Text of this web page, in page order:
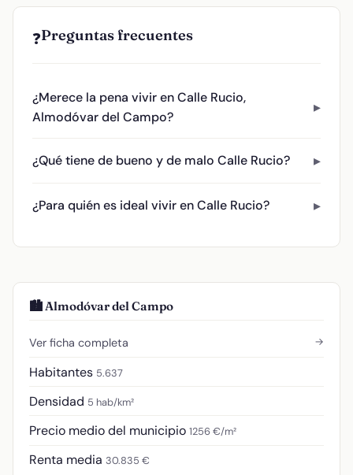
❓Preguntas frecuentes
¿Merece la pena vivir en Calle Rucio,
Almodóvar del Campo?
¿Qué tiene de bueno y de malo Calle Rucio?
¿Para quién es ideal vivir en Calle Rucio?
🏙️ Almodóvar del Campo
Ver ficha completa →
Habitantes 5.637
Densidad 5 hab/km²
Precio medio del municipio 1256 €/m²
Renta media 30.835 €